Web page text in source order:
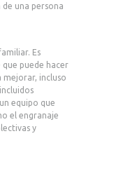
una persona
Es
puede hacer
mejorar, incluso
equipo que
el engranaje
y